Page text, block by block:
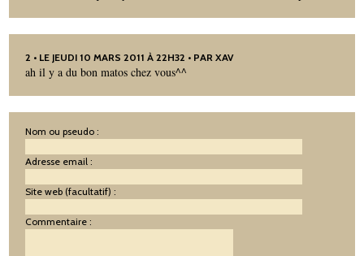
2 • LE JEUDI 10 MARS 2011 À 22H32 • PAR XAV
ah il y a du bon matos chez vous^^
Nom ou pseudo :
Adresse email :
Site web (facultatif) :
Commentaire :